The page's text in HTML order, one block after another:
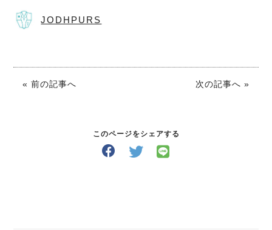
JODHPURS
« 前の記事へ 次の記事へ »
このページをシェアする